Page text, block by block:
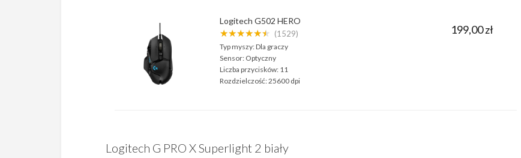
Logitech G502 HERO
★★★★★★ (1529)
Typ myszy:Dla graczy
Sensor: Optyczny
Liczba przycisków: 11
Rozdzielczość:25600 dpi
199,00 zł
Logitech G PRO X Superlight 2 biały